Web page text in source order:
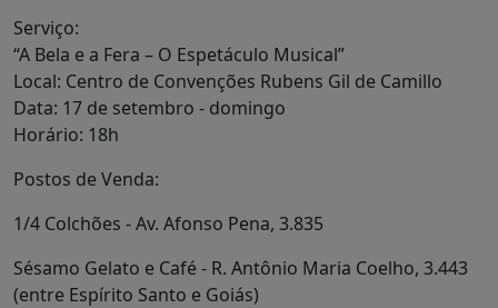
Serviço:
“A Bela e a Fera – O Espetáculo Musical”
Local: Centro de Convenções Rubens Gil de Camillo
Data: 17 de setembro - domingo
Horário: 18h
Postos de Venda:
1/4 Colchões - Av. Afonso Pena, 3.835
Sésamo Gelato e Café - R. Antônio Maria Coelho, 3.443
(entre Espírito Santo e Goiás)